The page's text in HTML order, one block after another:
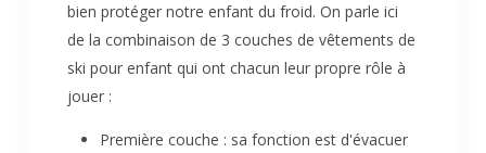
bien protéger notre enfant du froid. On parle ici
de la combinaison de 3 couches de vêtements de
ski pour enfant qui ont chacun leur propre rôle à
jouer :
Première couche : sa fonction est d'évacuer